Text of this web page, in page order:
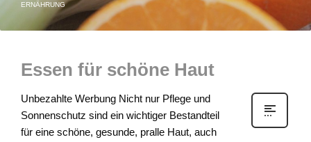
ERNÄHRUNG
Essen für schöne Haut
Unbezahlte Werbung Nicht nur Pflege und
Sonnenschutz sind ein wichtiger Bestandteil
für eine schöne, gesunde, pralle Haut, auch